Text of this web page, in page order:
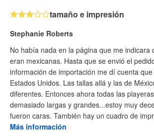
tamaño e impresión
Stephanie Roberts
No había nada en la página que me indicara
eran mexicanas. Hasta que se envió el
información de importación me dí cuenta
Estados Unidos. Las tallas allá y las de
diferentes. Entonces ahora todas las
demasiado largas y grandes...estoy muy
fueron caras. También hay un cuadro de
Más información